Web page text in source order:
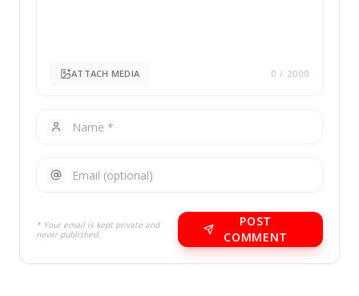
ATTACH MEDIA 0 / 2000
* Your email is kept private and
never published.
POST
COMMENT